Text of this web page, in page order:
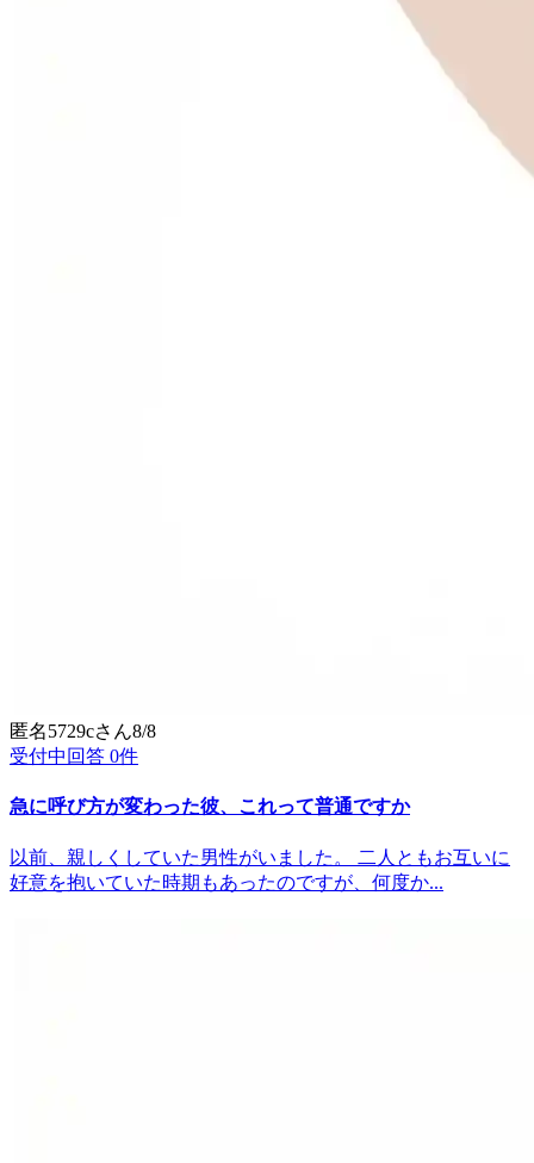
匿名5729cさん8/8
受付中 回答 0件
急に呼び方が変わった彼、これって普通ですか
以前、親しくしていた男性がいました。 二人ともお互いに
好意を抱いていた時期もあったのですが、何度か...